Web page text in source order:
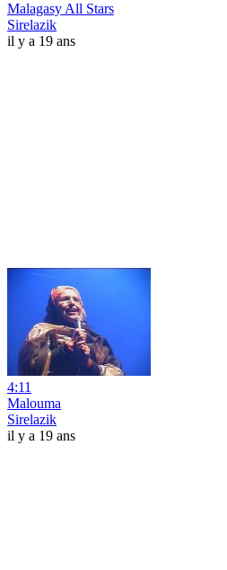
Malagasy All Stars
Sirelazik
il y a 19 ans
4:11
Malouma
Sirelazik
il y a 19 ans